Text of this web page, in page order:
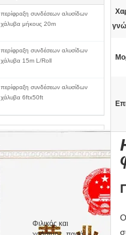
περίφραξη συνδέσεων αλυσίδων
χάλυβα μήκους 20m
περίφραξη συνδέσεων αλυσίδων
χάλυβα 15m L/Roll
περίφραξη συνδέσεων αλυσίδων
χάλυβα 6ftx50ft
Φιλικός και
Ο